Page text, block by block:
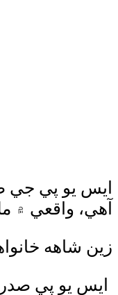
ايس يو پي جي
آهي، واقعي
زين شاهه
ايس يو پي